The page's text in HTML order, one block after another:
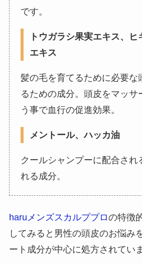
です。
トウガラシ果実エキス、
エキス
髪の毛を育てるために必要な
るための成分。頭皮をマッサ
う事で血行の促進効果。
メントール、ハッカ油
クールシャンプーに配合され
れる成分。
haruメンズスカルププロの特徴
してみると男性の頭皮のお悩み
ート成分が中心に処方されてい